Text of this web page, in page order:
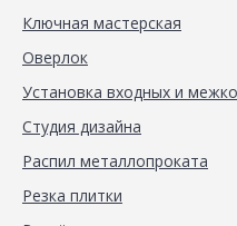
Ключная мастерская
Оверлок
Установка входных и
Студия дизайна
Распил металлопроката
Резка плитки